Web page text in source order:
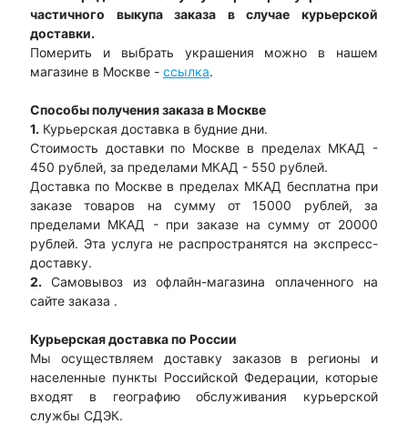
частичного выкупа заказа в случае курьерской
доставки.
Померить и выбрать украшения можно в нашем
магазине в Москве - ссылка.
Способы получения заказа в Москве
1. Курьерская доставка в будние дни.
Стоимость доставки по Москве в пределах МКАД -
450 рублей, за пределами МКАД - 550 рублей.
Доставка по Москве в пределах МКАД бесплатна при
заказе товаров на сумму от 15000 рублей, за
пределами МКАД - при заказе на сумму от 20000
рублей. Эта услуга не распространятся на экспресс-
доставку.
2.
Самовывоз из офлайн-магазина оплаченного на
сайте заказа .
Курьерская доставка по России
Мы осуществляем доставку заказов в регионы и
населенные пункты Российской Федерации, которые
входят в географию обслуживания курьерской
службы СДЭК.